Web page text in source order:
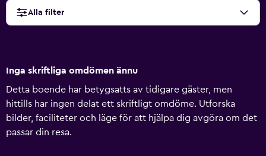
Alla filter
Inga skriftliga omdömen ännu
Detta boende har betygsatts av tidigare gäster, men
hittills har ingen delat ett skriftligt omdöme. Utforska
bilder, faciliteter och läge för att hjälpa dig avgöra om det
passar din resa.